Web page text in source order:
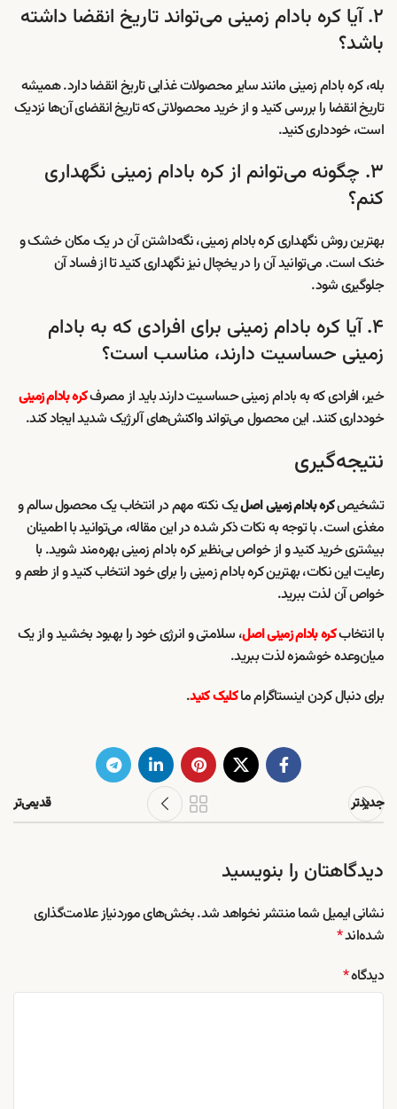
۲. آیا کره بادام زمینی می‌تواند تاریخ انقضا داشته
باشد؟
بله، کره بادام زمینی مانند سایر محصولات غذایی تاریخ انقضا دارد. همیشه
تاریخ انقضا را بررسی کنید و از خرید محصولاتی که تاریخ انقضای آن‌ها نزدیک
است، خودداری کنید.
۳. چگونه می‌توانم از کره بادام زمینی نگهداری
کنم؟
بهترین روش نگهداری کره بادام زمینی، نگه‌داشتن آن در یک مکان خشک و
خنک است. می‌توانید آن را در یخچال نیز نگهداری کنید تا از فساد آن
جلوگیری شود.
۴. آیا کره بادام زمینی برای افرادی که به بادام
زمینی حساسیت دارند، مناسب است؟
خیر، افرادی که به بادام زمینی حساسیت دارند باید از مصرفکره بادام زمینی
خودداری کنند. این محصول می‌تواند واکنش‌های آلرژیک شدید ایجاد کند.
نتیجه‌گیری
تشخیصکره بادام زمینی اصلیک نکته مهم در انتخاب یک محصول سالم و
مغذی است. با توجه به نکات ذکر شده در این مقاله، می‌توانید با اطمینان
بیشتری خرید کنید و از خواص بی‌نظیر کره بادام زمینی بهره‌مند شوید. با
رعایت این نکات، بهترین کره بادام زمینی را برای خود انتخاب کنید و از طعم و
خواص آن لذت ببرید.
با انتخابکره بادام زمینی اصل، سلامتی و انرژی خود را بهبود بخشید و از یک
میان‌وعده خوشمزه لذت ببرید.
برای دنبال کردن اینستاگرام ماکلیک کنید.
جدیدتر قدیمی‌تر
دیدگاهتان را بنویسید
نشانی ایمیل شما منتشر نخواهد شد.بخش‌های موردنیاز علامت‌گذاری
شده‌اند*
دیدگاه*